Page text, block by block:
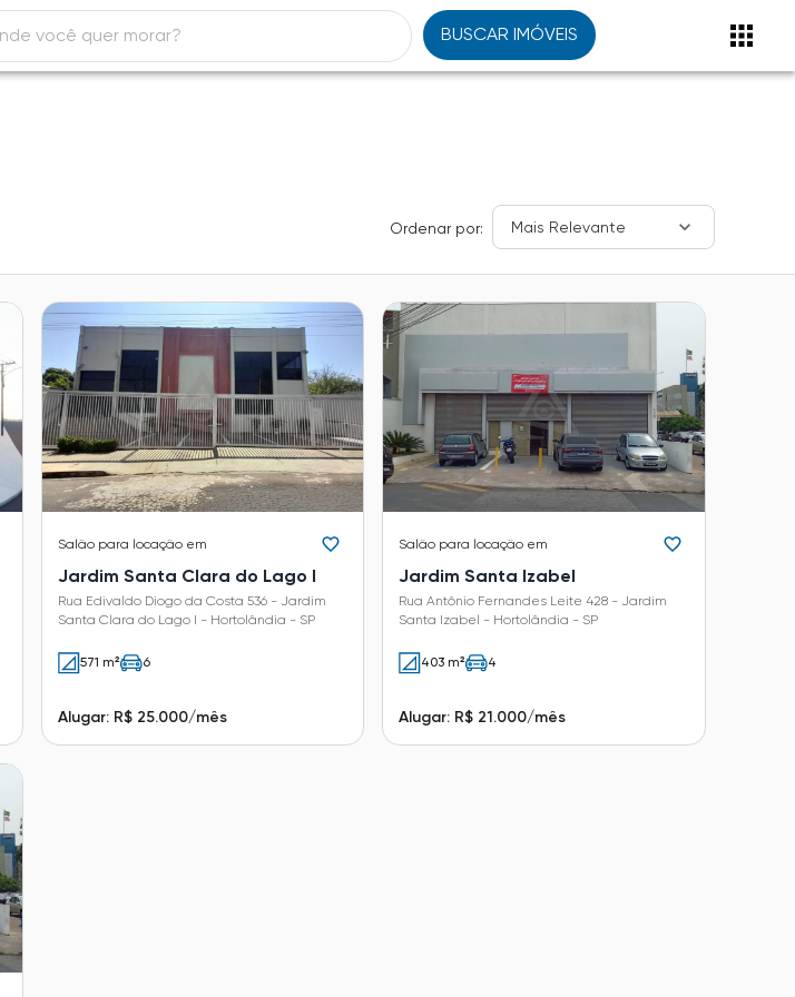
BUSCAR IMÓVEIS
Ordenar por: Mais Relevante
Salão para locação em
Jardim Santa Clara do Lago I
Rua Edivaldo Diogo da Costa 536 - Jardim
Santa Clara do Lago I - Hortolândia - SP
571 m² 6
Alugar: R$ 25.000/mês
Salão para locação em
Jardim Santa Izabel
Rua Antônio Fernandes Leite 428 - Jardim
Santa Izabel - Hortolândia - SP
403 m² 4
Alugar: R$ 21.000/mês